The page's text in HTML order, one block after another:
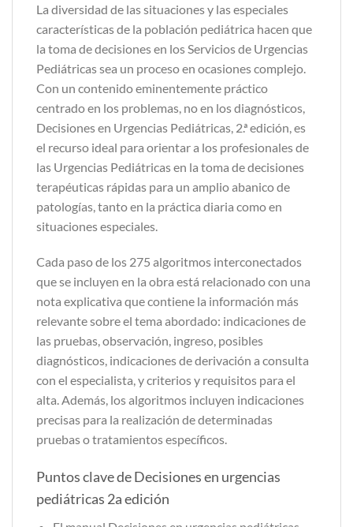
La diversidad de las situaciones y las especiales
características de la población pediátrica hacen que
la toma de decisiones en los Servicios de Urgencias
Pediátricas sea un proceso en ocasiones complejo.
Con un contenido eminentemente práctico
centrado en los problemas, no en los diagnósticos,
Decisiones en Urgencias Pediátricas, 2.ª edición, es
el recurso ideal para orientar a los profesionales de
las Urgencias Pediátricas en la toma de deci­siones
terapéuticas rápidas para un amplio abanico de
patologías, tanto en la práctica diaria como en
situaciones especiales.
Cada paso de los 275 algoritmos interconectados
que se incluyen en la obra está relacionado con una
nota expli­cativa que contiene la información más
relevante sobre el tema abordado: indicaciones de
las pruebas, observa­ción, ingreso, posibles
diagnósticos, indicaciones de derivación a consulta
con el especialista, y criterios y requisi­tos para el
alta. Además, los algoritmos incluyen indicaciones
precisas para la realización de determinadas
pruebas o tratamientos específicos.
Puntos clave de Decisiones en urgencias
pediátricas 2a edición